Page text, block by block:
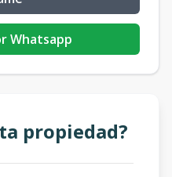
Whatsapp
propiedad?